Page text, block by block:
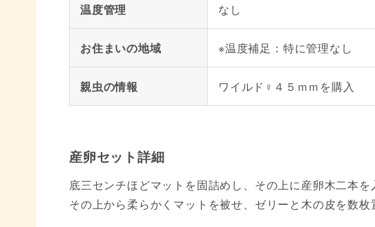
温度管理 なし
お住まいの地域 ※温度補足：特に管理なし
親虫の情報 ワイルド♀４５ｍｍを購入
産卵セット詳細
底三センチほどマットを固詰めし、その上に産卵木二本
その上から柔らかくマットを被せ、ゼリーと木の皮を数枚